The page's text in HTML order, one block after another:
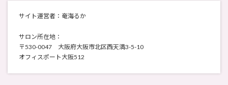
サイト運営者：奄海るか
サロン所在地：
〒530-0047 大阪府大阪市北区西天満3-5-10
オフィスポート大阪512